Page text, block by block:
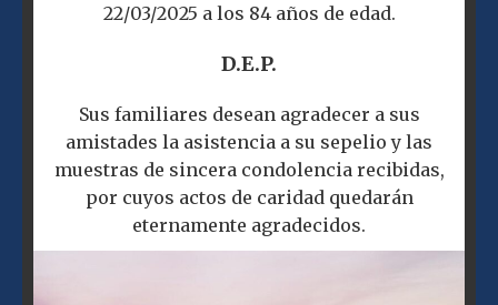
22/03/2025 a los 84 años de edad.
D.E.P.
Sus familiares desean agradecer a sus
amistades la asistencia a su sepelio y las
muestras de sincera condolencia recibidas,
por cuyos actos de caridad quedarán
eternamente agradecidos.